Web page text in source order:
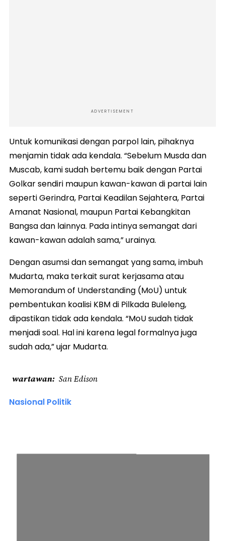
ADVERTISEMENT
Untuk komunikasi dengan parpol lain, pihaknya
menjamin tidak ada kendala. “Sebelum Musda dan
Muscab, kami sudah bertemu baik dengan Partai
Golkar sendiri maupun kawan-kawan di partai lain
seperti Gerindra, Partai Keadilan Sejahtera, Partai
Amanat Nasional, maupun Partai Kebangkitan
Bangsa dan lainnya. Pada intinya semangat dari
kawan-kawan adalah sama,” urainya.
Dengan asumsi dan semangat yang sama, imbuh
Mudarta, maka terkait surat kerjasama atau
Memorandum of Understanding (MoU) untuk
pembentukan koalisi KBM di Pilkada Buleleng,
dipastikan tidak ada kendala. “MoU sudah tidak
menjadi soal. Hal ini karena legal formalnya juga
sudah ada,” ujar Mudarta.
wartawan San Edison
Nasional Politik